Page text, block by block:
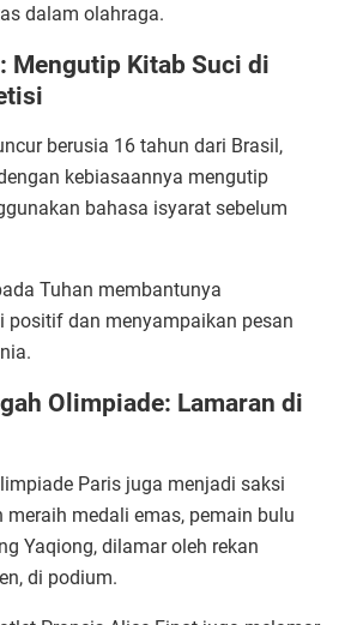
dalam olahraga.
Mengutip Kitab Suci di
berusia 16 tahun dari Brasil,
kebiasaannya mengutip
bahasa isyarat sebelum
Tuhan membantunya
positif dan menyampaikan pesan
Olimpiade: Lamaran di
Paris juga menjadi saksi
meraih medali emas, pemain bulu
Yaqiong, dilamar oleh rekan
di podium.